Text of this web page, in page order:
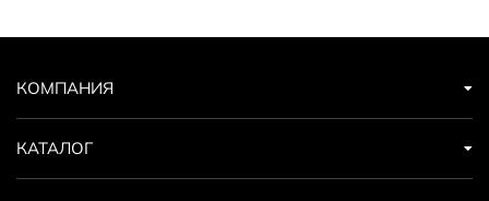
КОМПАНИЯ
КАТАЛОГ